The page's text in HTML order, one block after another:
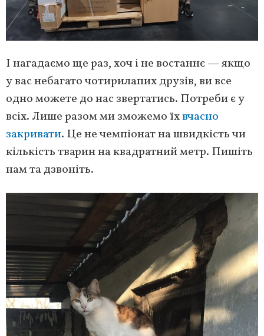
І нагадаємо ще раз, хоч і не востаннє — якщо
у вас небагато чотирилапих друзів, ви все
одно можете до нас звертатись. Потреби є у
всіх. Лише разом ми зможемо їхвчасно
закривати. Це не чемпіонат на швидкість чи
кількість тварин на квадратний метр. Пишіть
нам та дзвоніть.